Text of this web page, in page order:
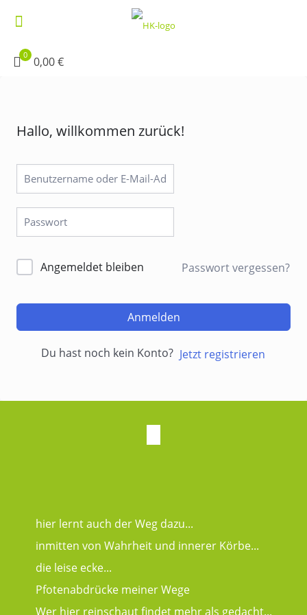
0 0,00 €
Hallo, willkommen zurück!
Angemeldet bleiben Passwort vergessen?
Anmelden
Du hast noch kein Konto? Jetzt registrieren
hier lernt auch der Weg dazu...
inmitten von Wahrheit und innerer Körbe...
die leise ecke...
Pfotenabdrücke meiner Wege
Wer hier reinschaut findet mehr als gedacht...